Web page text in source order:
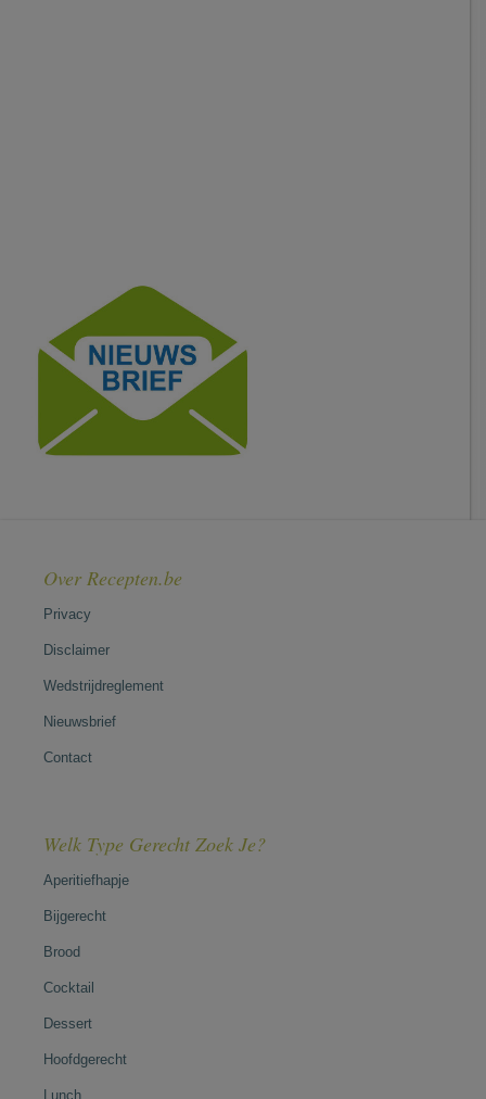
Over Recepten.be
Privacy
Disclaimer
Wedstrijdreglement
Nieuwsbrief
Contact
Welk Type Gerecht Zoek Je?
Aperitiefhapje
Bijgerecht
Brood
Cocktail
Dessert
Hoofdgerecht
Lunch